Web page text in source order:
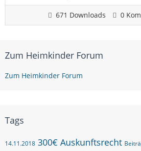
671 Downloads 0
Zum Heimkinder Forum
Zum Heimkinder Forum
Tags
14.11.2018 300€ Auskunftsrecht